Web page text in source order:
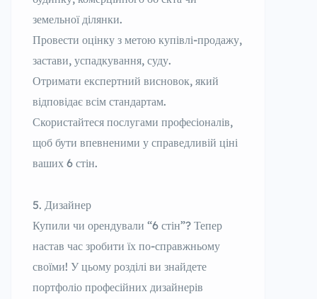
земельної ділянки.
Провести оцінку з метою купівлі-продажу,
застави, успадкування, суду.
Отримати експертний висновок, який
відповідає всім стандартам.
Скористайтеся послугами професіоналів,
щоб бути впевненими у справедливій ціні
ваших 6 стін.
Дизайнер
Купили чи орендували “6 стін”? Тепер
настав час зробити їх по-справжньому
своїми! У цьому розділі ви знайдете
портфоліо професійних дизайнерів